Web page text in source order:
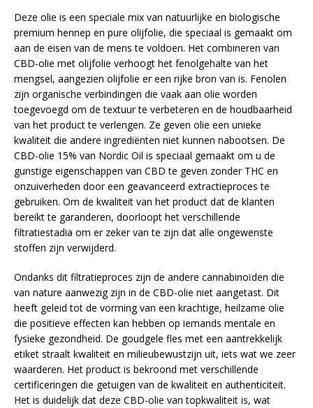
Deze olie is een speciale mix van natuurlijke en biologische
premium hennep en pure olijfolie, die speciaal is gemaakt om
aan de eisen van de mens te voldoen. Het combineren van
CBD-olie met olijfolie verhoogt het fenolgehalte van het
mengsel, aangezien olijfolie er een rijke bron van is. Fenolen
zijn organische verbindingen die vaak aan olie worden
toegevoegd om de textuur te verbeteren en de houdbaarheid
van het product te verlengen. Ze geven olie een unieke
kwaliteit die andere ingrediënten niet kunnen nabootsen. De
CBD-olie 15% van Nordic Oil is speciaal gemaakt om u de
gunstige eigenschappen van CBD te geven zonder THC en
onzuiverheden door een geavanceerd extractieproces te
gebruiken. Om de kwaliteit van het product dat de klanten
bereikt te garanderen, doorloopt het verschillende
filtratiestadia om er zeker van te zijn dat alle ongewenste
stoffen zijn verwijderd.
Ondanks dit filtratieproces zijn de andere cannabinoïden die
van nature aanwezig zijn in de CBD-olie niet aangetast. Dit
heeft geleid tot de vorming van een krachtige, heilzame olie
die positieve effecten kan hebben op iemands mentale en
fysieke gezondheid. De goudgele fles met een aantrekkelijk
etiket straalt kwaliteit en milieubewustzijn uit, iets wat we zeer
waarderen. Het product is bekroond met verschillende
certificeringen die getuigen van de kwaliteit en authenticiteit.
Het is duidelijk dat deze CBD-olie van topkwaliteit is, wat